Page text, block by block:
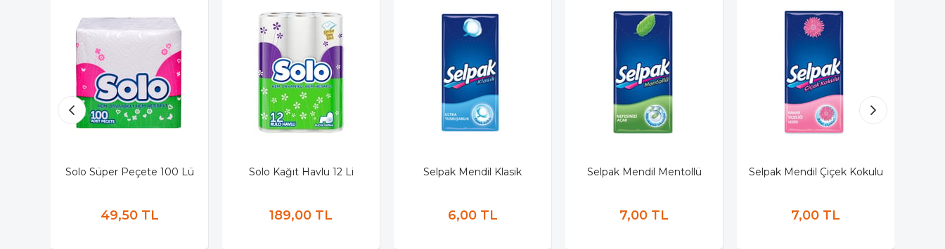
Solo Süper Peçete 100 Lü
49,50 TL
Solo Kağıt Havlu 12 Li
189,00 TL
Selpak Mendil Klasik
6,00 TL
Selpak Mendil Mentollü
7,00 TL
Selpak Mendil Çiçek Kokulu
7,00 TL